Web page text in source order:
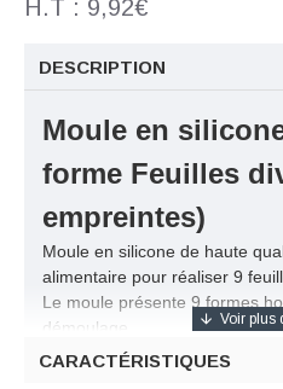
H.T : 9,92€
DESCRIPTION
Moule en
forme Feuilles
empreintes)
Moule en silicone de haute
alimentaire pour réaliser 9
Le moule présente 9 formes
démoulage.
Il supporte des températures
donc adapté aux congélateurs.
CARACTÉRISTIQUES